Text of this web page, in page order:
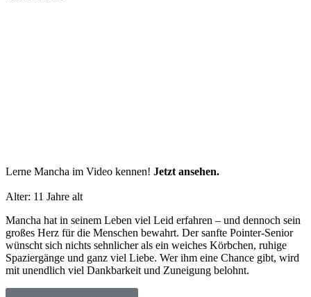
Lerne Mancha im Video kennen! Jetzt ansehen.
Alter: 11 Jahre alt
Mancha hat in seinem Leben viel Leid erfahren – und dennoch sein
großes Herz für die Menschen bewahrt. Der sanfte Pointer-Senior
wünscht sich nichts sehnlicher als ein weiches Körbchen, ruhige
Spaziergänge und ganz viel Liebe. Wer ihm eine Chance gibt, wird
mit unendlich viel Dankbarkeit und Zuneigung belohnt.